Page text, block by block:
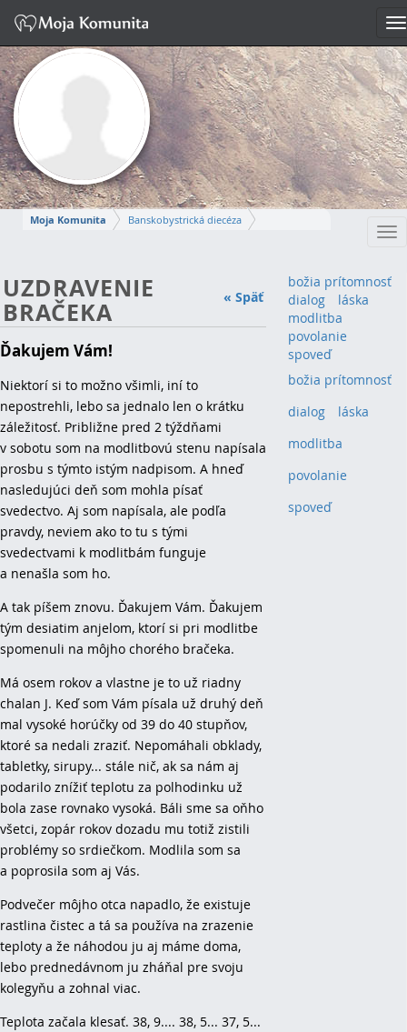
Moja Komunita
Banskobystrická diecéza
ZUZANA
Napísať správu
« Späť
UZDRAVENIE
BRAČEKA
Ďakujem Vám!
Niektorí si to možno všimli, iní to
nepostrehli, lebo sa jednalo len o krátku
záležitosť. Približne pred 2 týždňami
v sobotu som na modlitbovú stenu napísala
prosbu s týmto istým nadpisom. A hneď
nasledujúci deň som mohla písať
svedectvo. Aj som napísala, ale podľa
pravdy, neviem ako to tu s tými
svedectvami k modlitbám funguje
a nenašla som ho.
A tak píšem znovu. Ďakujem Vám. Ďakujem
tým desiatim anjelom, ktorí si pri modlitbe
spomenuli na môjho chorého bračeka.
Má osem rokov a vlastne je to už riadny
chalan J. Keď som Vám písala už druhý deň
mal vysoké horúčky od 39 do 40 stupňov,
ktoré sa nedali zraziť. Nepomáhali obklady,
tabletky, sirupy... stále nič, ak sa nám aj
podarilo znížiť teplotu za polhodinku už
bola zase rovnako vysoká. Báli sme sa oňho
všetci, zopár rokov dozadu mu totiž zistili
problémy so srdiečkom. Modlila som sa
a poprosila som aj Vás.
Podvečer môjho otca napadlo, že existuje
rastlina čistec a tá sa používa na zrazenie
teploty a že náhodou ju aj máme doma,
lebo prednedávnom ju zháňal pre svoju
kolegyňu a zohnal viac.
Teplota začala klesať. 38, 9.... 38, 5... 37, 5...
božia prítomnosť
dialog
láska
modlitba
povolanie
spoveď
božia prítomnosť
dialog (1)láska
modlitba
povolanie
spoveď(1)